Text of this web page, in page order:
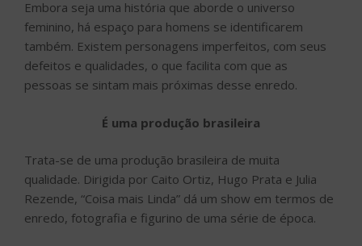
Embora seja uma história que aborde o universo
feminino, há espaço para homens se identificarem
também. Existem personagens imperfeitos, com seus
defeitos e qualidades, o que facilita com que as
pessoas se sintam mais próximas desse enredo.
É uma produção brasileira
Trata-se de uma produção brasileira de muita
qualidade. Dirigida por Caito Ortiz, Hugo Prata e Julia
Rezende, “Coisa mais Linda” dá um show em termos de
enredo, fotografia e figurino de uma série de época.